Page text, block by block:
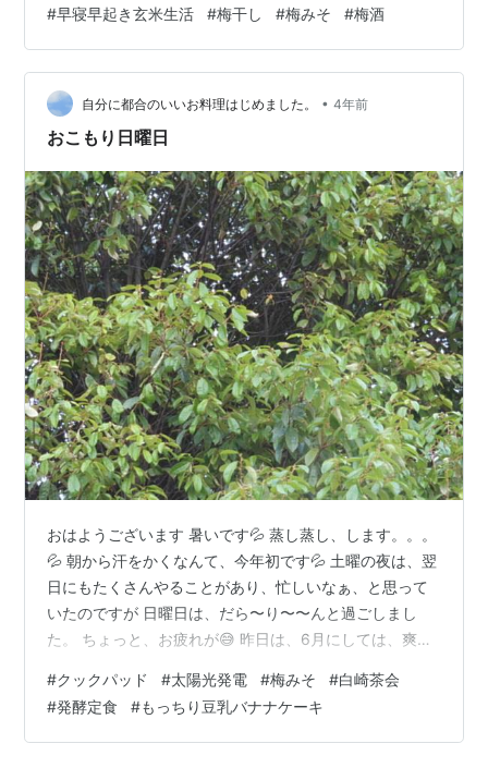
続いている（2015年5月24日） 以下は本日紹介する妻の
ブログ。 高取保育園との出合いが、僕たち家族の暮らし
を変えてくれた。 西福江園長（当時）、保育士のみなさ
んに、あらためて感謝。 梅みそ 〜写真つきレシピ公開〜
（2007年6月8日） 高取保育園に、とある農家さんから
#早寝早起き玄米生活 #梅干し #梅みそ #梅酒
自分に都合のいいお料理はじめました。 • 4年前
おこもり日曜日
おはようございます 暑いです💦 蒸し蒸し、します。。。
💦 朝から汗をかくなんて、今年初です💦 土曜の夜は、翌
日にもたくさんやることがあり、忙しいなぁ、と思って
いたのですが 日曜日は、だら〜り〜〜んと過ごしまし
た。 ちょっと、お疲れが😅 昨日は、6月にしては、爽や
ました。 東の、里山（他人の）のおかげかも知れませ
ん。 過去にも絶賛していました😅↓ www.healsion.com
今も大好き、東の窓の外の景色です。 （ちょっと、薄曇
#クックパッド #太陽光発電 #梅みそ #白崎茶会
#発酵定食 #もっちり豆乳バナナケーキ